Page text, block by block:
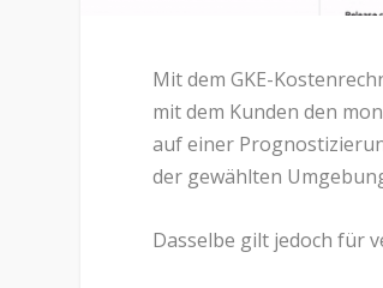
Mit dem GKE-
mit dem Kunden den
auf einer
der gewählten
Dasselbe gilt jedoch für